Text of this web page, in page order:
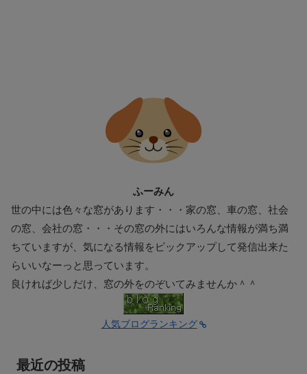
ふーみん
世の中には色々な窓があります・・・家の窓、車の窓、社会
の窓、会社の窓・・・その窓の外にはいろんな情報が満ち満
ちていますが、気になる情報をピックアップして発信出来た
らいいなーっと思っています。
良ければ少しだけ、窓の外をのぞいてみませんか＾＾
人気ブログランキング
最近の投稿